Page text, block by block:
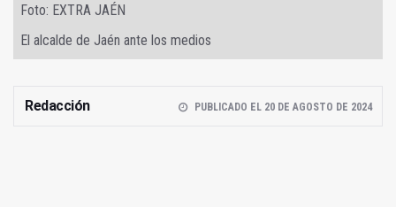
Foto: EXTRA JAÉN
El alcalde de Jaén ante los medios
Redacción PUBLICADO EL 20 DE AGOSTO DE 2024